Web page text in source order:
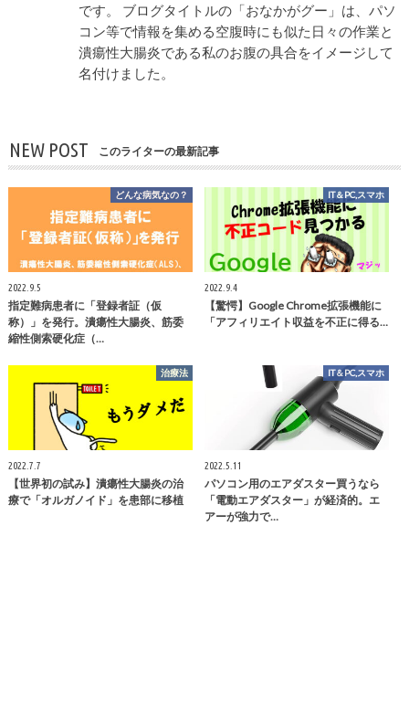
です。 ブログタイトルの「おなかがグー」は、パソ
コン等で情報を集める空腹時にも似た日々の作業と
潰瘍性大腸炎である私のお腹の具合をイメージして
名付けました。
NEW POST このライターの最新記事
どんな病気なの？
2022.9.5
指定難病患者に「登録者証（仮
称）」を発行。潰瘍性大腸炎、筋委
縮性側索硬化症（…
IT＆PC,スマホ
2022.9.4
【驚愕】Google Chrome拡張機能に
「アフィリエイト収益を不正に得る…
治療法
2022.7.7
【世界初の試み】潰瘍性大腸炎の治
療で「オルガノイド」を患部に移植
IT＆PC,スマホ
2022.5.11
パソコン用のエアダスター買うなら
「電動エアダスター」が経済的。エ
アーが強力で…